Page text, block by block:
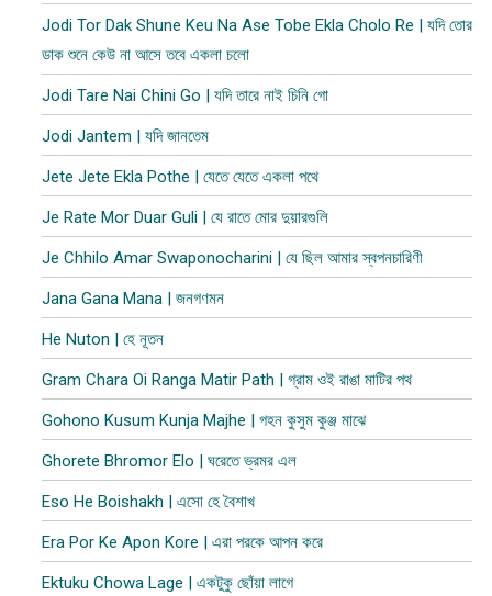
Jodi Tor Dak Shune Keu Na Ase Tobe Ekla Cholo Re | যদি তোর
ডাক শুনে কেউ না আসে তবে একলা চলো
Jodi Tare Nai Chini Go | যদি তারে নাই চিনি গো
Jodi Jantem | যদি জানতেম
Jete Jete Ekla Pothe | যেতে যেতে একলা পথে
Je Rate Mor Duar Guli | যে রাতে মোর দুয়ারগুলি
Je Chhilo Amar Swaponocharini | যে ছিল আমার স্বপনচারিণী
Jana Gana Mana | জনগণমন
He Nuton | হে নূতন
Gram Chara Oi Ranga Matir Path | গ্রাম ওই রাঙা মাটির পথ
Gohono Kusum Kunja Majhe | গহন কুসুম কুঞ্জ মাঝে
Ghorete Bhromor Elo | ঘরেতে ভ্রমর এল
Eso He Boishakh | এসো হে বৈশাখ
Era Por Ke Apon Kore | এরা পরকে আপন করে
Ektuku Chowa Lage | একটুকু ছোঁয়া লাগে